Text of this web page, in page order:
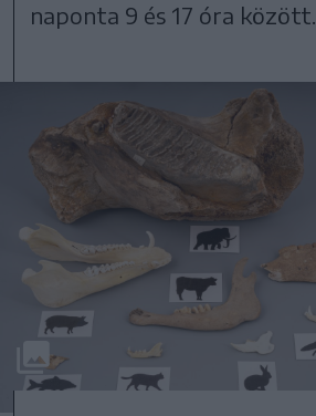
naponta 9 és 17 óra között.